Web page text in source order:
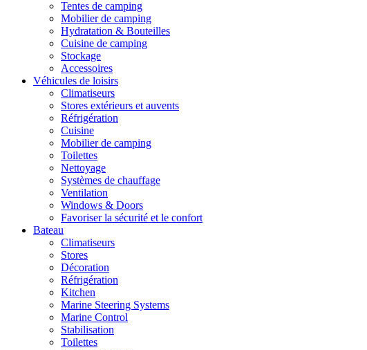
Tentes de camping
Mobilier de camping
Hydratation & Bouteilles
Cuisine de camping
Stockage
Accessoires
Véhicules de loisirs
Climatiseurs
Stores extérieurs et auvents
Réfrigération
Cuisine
Mobilier de camping
Toilettes
Nettoyage
Systèmes de chauffage
Ventilation
Windows & Doors
Favoriser la sécurité et le confort
Bateau
Climatiseurs
Stores
Décoration
Réfrigération
Kitchen
Marine Steering Systems
Marine Control
Stabilisation
Toilettes